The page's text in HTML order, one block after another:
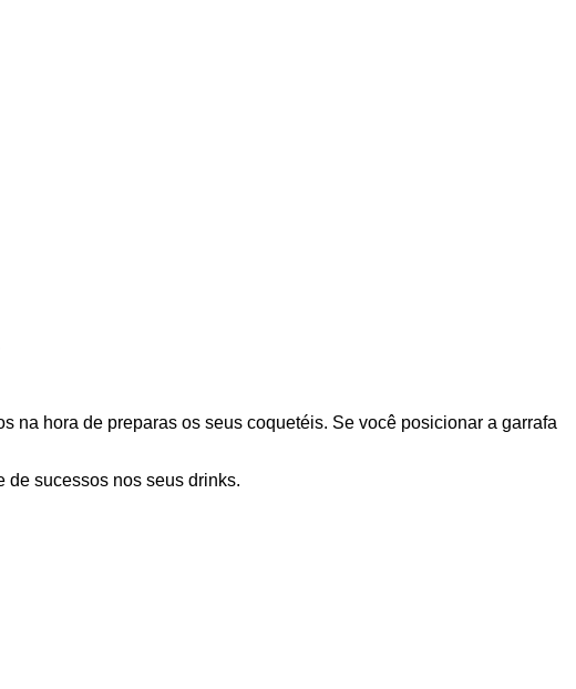
na hora de preparas os seus coquetéis. Se você posicionar a garrafa
de sucessos nos seus drinks.